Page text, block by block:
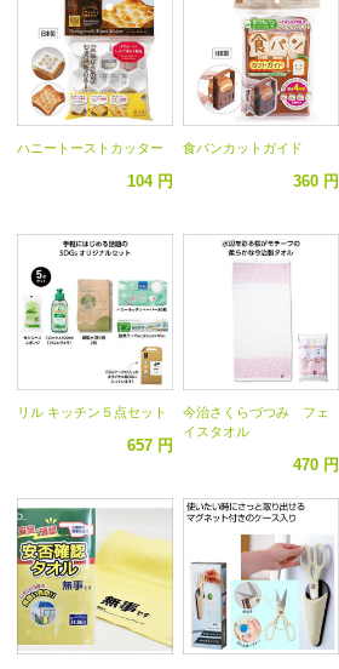
ハニートーストカッター
104 円
食パンカットガイド
360 円
リル キッチン５点セット
657 円
今治さくらづつみ フェ
イスタオル
470 円